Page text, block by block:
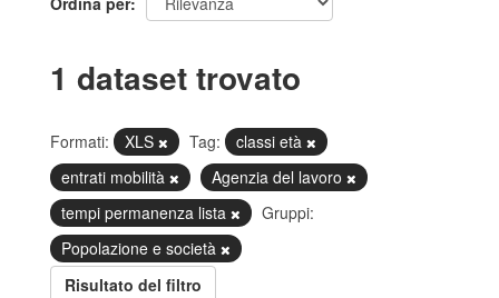
1 dataset trovato
Formati: XLS Tag:
classi età
entrati mobilità
Agenzia del lavoro
tempi permanenza lista
Gruppi:
Popolazione e società
Risultato del filtro